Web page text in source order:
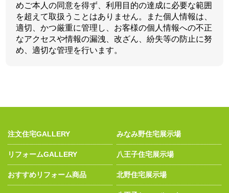
めご本人の同意を得ず、利用目的の達成に必要な範囲
を超えて取扱うことはありません。また個人情報は、
適切、かつ厳重に管理し、お客様の個人情報への不正
なアクセスや情報の漏洩、改ざん、紛失等の防止に努
め、適切な管理を行います。
注文住宅GALLERY
リフォームGALLERY
おすすめリフォーム商品
みなみ野住宅展示場
八王子住宅展示場
北野住宅展示場